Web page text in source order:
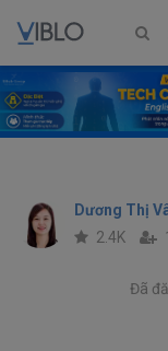
Dương Thị
2.4K
Đã